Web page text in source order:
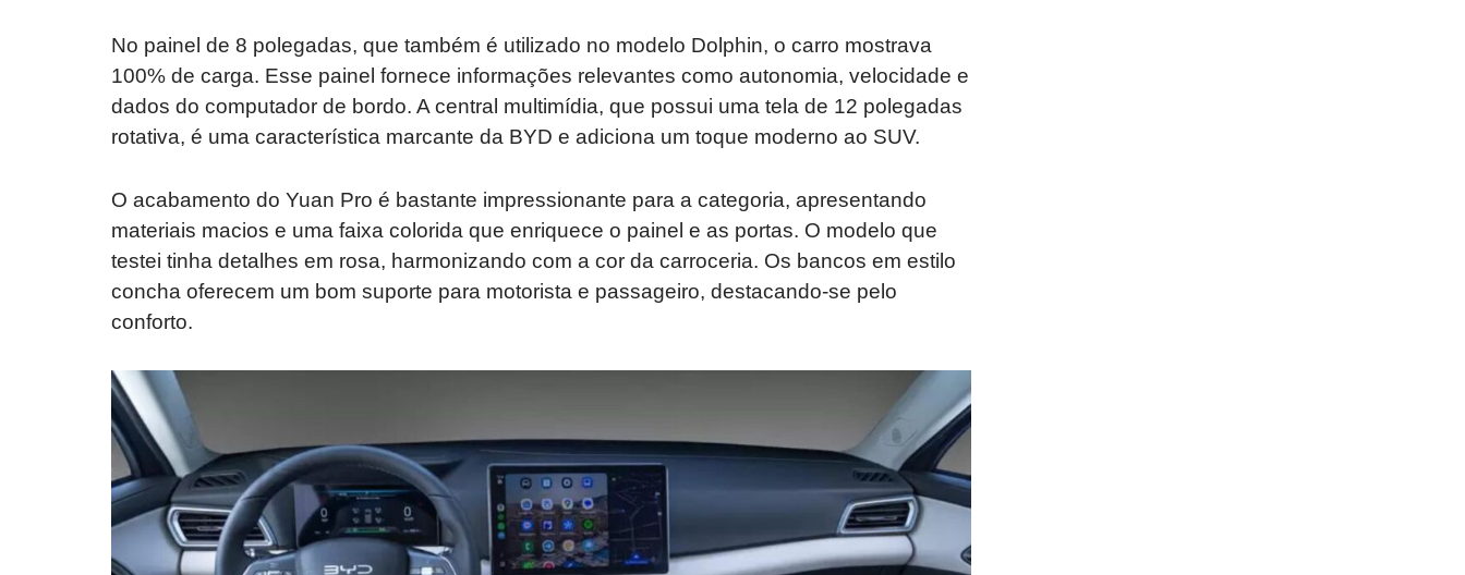
No painel de 8 polegadas, que também é utilizado no modelo Dolphin, o carro mostrava
100% de carga. Esse painel fornece informações relevantes como autonomia, velocidade e
dados do computador de bordo. A central multimídia, que possui uma tela de 12 polegadas
rotativa, é uma característica marcante da BYD e adiciona um toque moderno ao SUV.
O acabamento do Yuan Pro é bastante impressionante para a categoria, apresentando
materiais macios e uma faixa colorida que enriquece o painel e as portas. O modelo que
testei tinha detalhes em rosa, harmonizando com a cor da carroceria. Os bancos em estilo
concha oferecem um bom suporte para motorista e passageiro, destacando-se pelo
conforto.